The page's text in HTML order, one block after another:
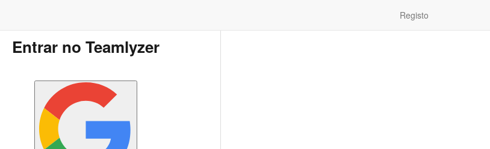
Registo
Entrar no Teamlyzer